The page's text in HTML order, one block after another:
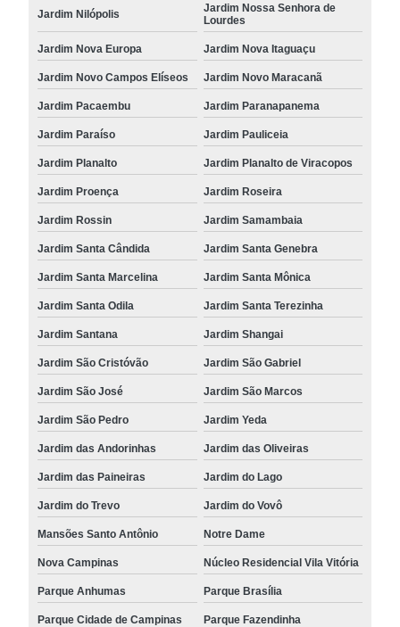
Jardim Nilópolis
Jardim Nossa Senhora de
Lourdes
Jardim Nova Europa Jardim Nova Itaguaçu
Jardim Novo Campos Elíseos Jardim Novo Maracanã
Jardim Pacaembu Jardim Paranapanema
Jardim Paraíso Jardim Pauliceia
Jardim Planalto Jardim Planalto de Viracopos
Jardim Proença Jardim Roseira
Jardim Rossin Jardim Samambaia
Jardim Santa Cândida Jardim Santa Genebra
Jardim Santa Marcelina Jardim Santa Mônica
Jardim Santa Odila Jardim Santa Terezinha
Jardim Santana Jardim Shangai
Jardim São Cristóvão Jardim São Gabriel
Jardim São José Jardim São Marcos
Jardim São Pedro Jardim Yeda
Jardim das Andorinhas Jardim das Oliveiras
Jardim das Paineiras Jardim do Lago
Jardim do Trevo Jardim do Vovô
Mansões Santo Antônio Notre Dame
Nova Campinas Núcleo Residencial Vila Vitória
Parque Anhumas Parque Brasília
Parque Cidade de Campinas Parque Fazendinha